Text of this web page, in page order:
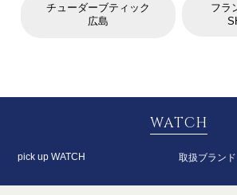
チューダーブティック
広島
フラ
WATCH
pick up WATCH 取扱ブランド